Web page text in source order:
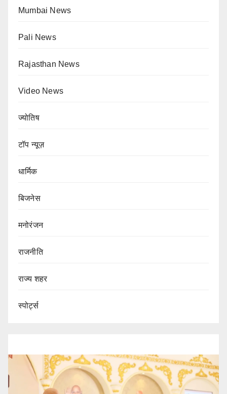
Mumbai News
Pali News
Rajasthan News
Video News
ज्योतिष
टॉप न्यूज़
धार्मिक
बिजनेस
मनोरंजन
राजनीति
राज्य शहर
स्पोर्ट्स